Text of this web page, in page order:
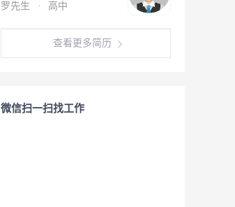
罗先生 · 高中
查看更多简历
微信扫一扫找工作